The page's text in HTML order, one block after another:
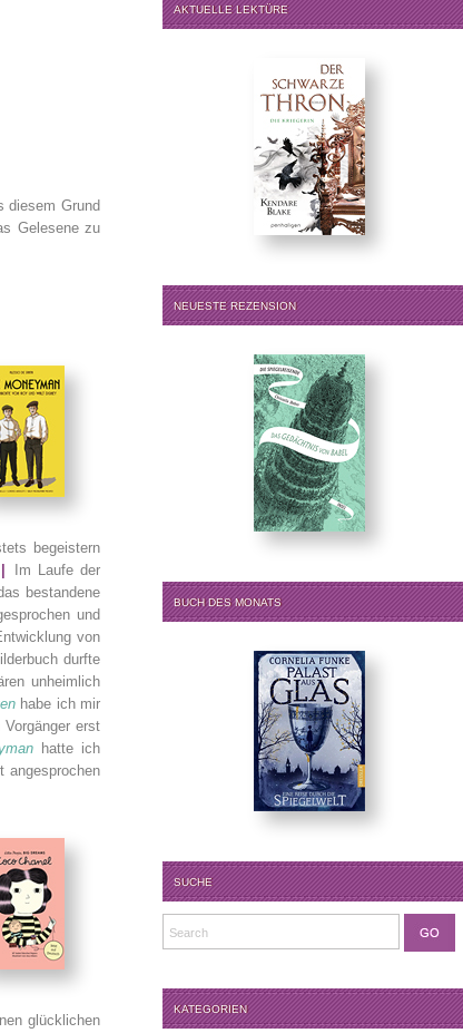
diesem Grund
Gelesene zu
begeistern
Im Laufe der
bestandene
und
von
durfte
unheimlich
habe ich mir
erst
hatte ich
angesprochen
glücklichen
AKTUELLE LEKTÜRE
NEUESTE REZENSION
BUCH DES MONATS
SUCHE
KATEGORIEN